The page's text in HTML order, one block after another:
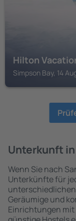
Hilton
Simpson Bay, 14
Unterkunft
Wenn Sie nach
Unterkünfte für
Geräumige und
Einrichtungen